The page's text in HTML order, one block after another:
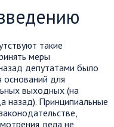
такие
меры
депутатами было
оснований для
выходных (на
назад). Принципиальные
дела не